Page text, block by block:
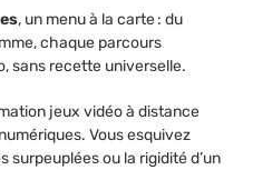
, un menu à la carte : du
chaque parcours
sans recette universelle.
jeux vidéo à distance
Vous esquivez
surpeuplées ou la rigidité d’un